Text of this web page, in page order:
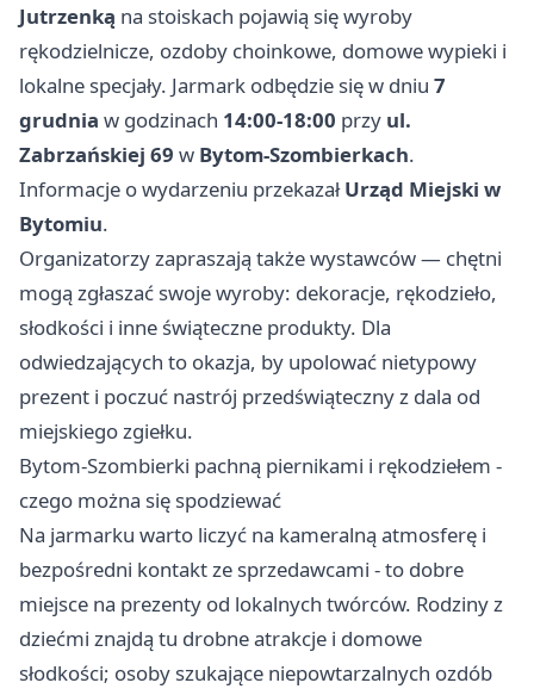
Jutrzenką na stoiskach pojawią się wyroby
rękodzielnicze, ozdoby choinkowe, domowe wypieki i
lokalne specjały. Jarmark odbędzie się w dniu 7
grudnia w godzinach 14:00-18:00 przy ul.
Zabrzańskiej 69 w Bytom-Szombierkach.
Informacje o wydarzeniu przekazałUrząd Miejski w
Bytomiu.
Organizatorzy zapraszają także wystawców — chętni
mogą zgłaszać swoje wyroby: dekoracje, rękodzieło,
słodkości i inne świąteczne produkty. Dla
odwiedzających to okazja, by upolować nietypowy
prezent i poczuć nastrój przedświąteczny z dala od
miejskiego zgiełku.
Bytom-Szombierki pachną piernikami i rękodziełem -
czego można się spodziewać
Na jarmarku warto liczyć na kameralną atmosferę i
bezpośredni kontakt ze sprzedawcami - to dobre
miejsce na prezenty od lokalnych twórców. Rodziny z
dziećmi znajdą tu drobne atrakcje i domowe
słodkości; osoby szukające niepowtarzalnych ozdób